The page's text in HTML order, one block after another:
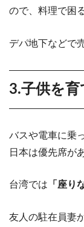
ので、料理で困
デパ地下などで
3.子供を
バスや電車に乗
日本は優先席が
台湾では 「座り
友人の駐在員妻